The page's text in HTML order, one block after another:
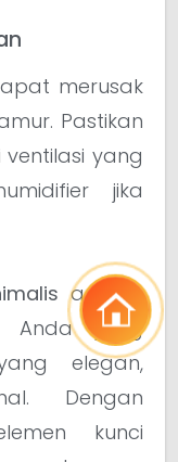
merusak
Pastikan
ventilasi yang
jika
adalah
Anda yang
elegan,
Dengan
kunci